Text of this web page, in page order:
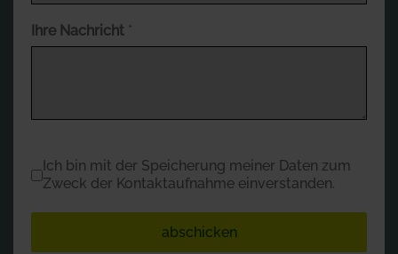
Ihre Nachricht *
Datenschutz*
Ich bin mit der Speicherung meiner Daten zum
Zweck der Kontaktaufnahme einverstanden.
abschicken